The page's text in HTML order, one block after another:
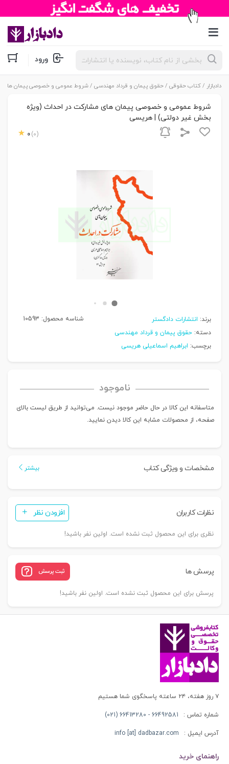
جستجوی
محصولات ورود
دادبازار /کتاب حقوقی /حقوق پیمان و قرداد مهندسی / شروط عمومی و خصوصی پیمان های
شروط عمومی و خصوصی پیمان های مشارکت در احداث (ویژه
بخش غیر دولتی) | هریسی
0 (0)
برند: انتشارات دادگستر شناسه محصول: 10593
دسته: حقوق پیمان و قرداد مهندسی
برچسب: ابراهیم اسماعیلی هریسی
ناموجود
متاسفانه این کالا در حال حاضر موجود نیست. می‌توانید از طریق لیست بالای
صفحه، از محصولات مشابه این کالا دیدن نمایید.
مشخصات و ویژگی کتاب بیشتر
نظرات کاربران افزودن نظر
نظری برای این محصول ثبت نشده است. اولین نفر باشید!
پرسش ها ثبت پرسش
پرسش برای این محصول ثبت نشده است. اولین نفر باشید!
۷ روز هفته، ۲۴ ساعته پاسخگوی شما هستیم
شماره تماس : 66492581 - 66413280 (021)
آدرس ایمیل : info [at] dadbazar.com
راهنمای خرید